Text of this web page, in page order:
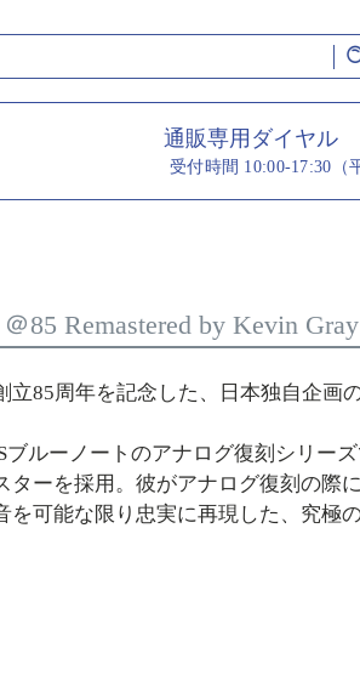
通販専用ダイヤル
受付時間 10:00-17:30（
85 Remastered by Kevin Gray
85周年を記念した、日本独自企画
ブルーノートのアナログ復刻シリー
ーを採用。彼がアナログ復刻の際
可能な限り忠実に再現した、究極